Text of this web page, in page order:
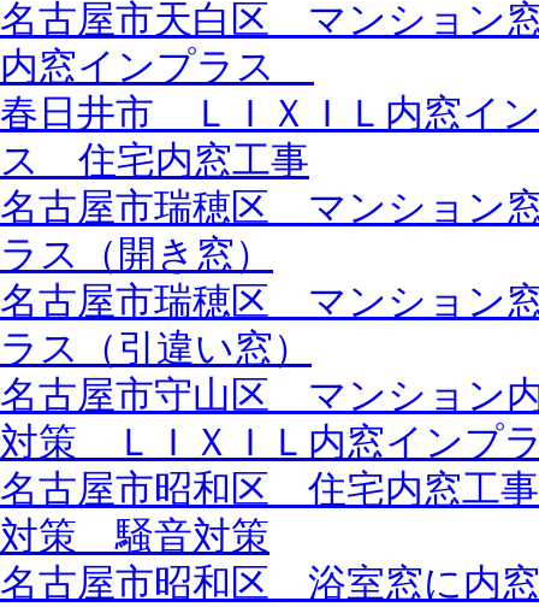
名古屋市天白区 マンション
内窓インプラス
春日井市 ＬＩＸＩＬ内窓イ
ス 住宅内窓工事
名古屋市瑞穂区 マンション
ラス（開き窓）
名古屋市瑞穂区 マンション
ラス（引違い窓）
名古屋市守山区 マンション
対策 ＬＩＸＩＬ内窓インプ
名古屋市昭和区 住宅内窓工
対策 騒音対策
名古屋市昭和区 浴室窓に内